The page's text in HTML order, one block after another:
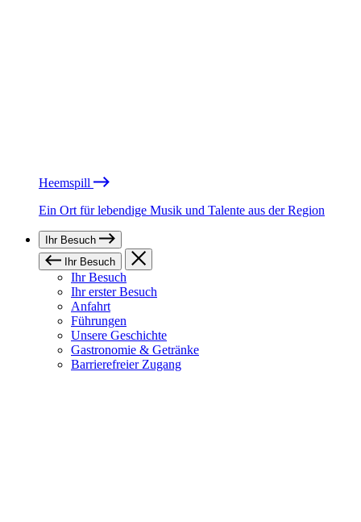
Heemspill
Ein Ort für lebendige Musik und Talente aus der Region
Ihr Besuch
Ihr Besuch
Ihr Besuch
Ihr erster Besuch
Anfahrt
Führungen
Unsere Geschichte
Gastronomie & Getränke
Barrierefreier Zugang